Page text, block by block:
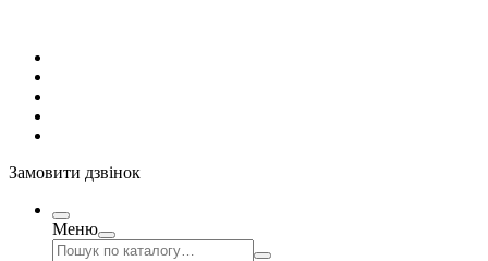
Замовити дзвінок
Меню